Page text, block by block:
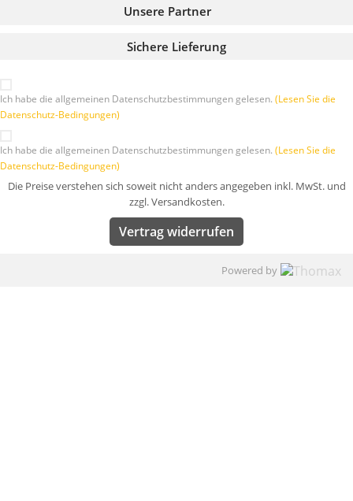
Sichere Lieferung
Unsere Partner
Ich habe die allgemeinen Datenschutzbestimmungen gelesen. (Lesen Sie die
Datenschutz-Bedingungen)
Ich habe die allgemeinen Datenschutzbestimmungen gelesen. (Lesen Sie die
Datenschutz-Bedingungen)
Die Preise verstehen sich soweit nicht anders angegeben inkl. MwSt. und
zzgl. Versandkosten.
Vertrag widerrufen
Powered by